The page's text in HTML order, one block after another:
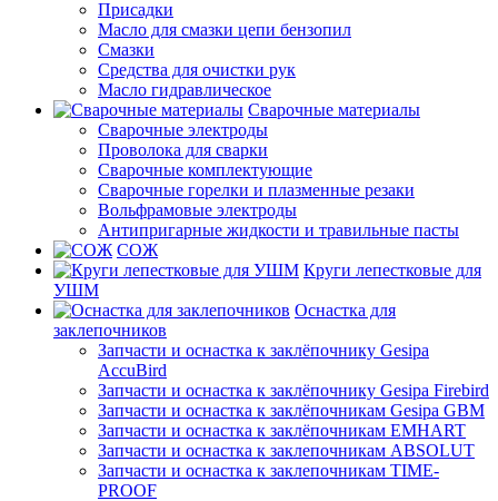
Присадки
Масло для смазки цепи бензопил
Смазки
Средства для очистки рук
Масло гидравлическое
Сварочные материалы
Сварочные электроды
Проволока для сварки
Сварочные комплектующие
Сварочные горелки и плазменные резаки
Вольфрамовые электроды
Антипригарные жидкости и травильные пасты
СОЖ
Круги лепестковые для
УШМ
Оснастка для
заклепочников
Запчасти и оснастка к заклёпочнику Gesipa
AccuBird
Запчасти и оснастка к заклёпочнику Gesipa Firebird
Запчасти и оснастка к заклёпочникам Gesipa GBM
Запчасти и оснастка к заклёпочникам EMHART
Запчасти и оснастка к заклепочникам ABSOLUT
Запчасти и оснастка к заклепочникам TIME-
PROOF